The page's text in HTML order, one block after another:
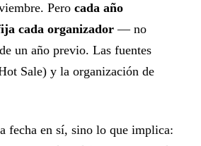
Pero cada año
cada organizador — no
un año previo. Las fuentes
Sale) y la organización de
fecha en sí, sino lo que implica: